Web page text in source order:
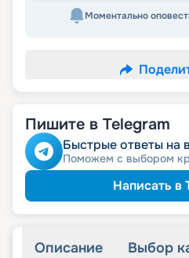
Моментально
Пишите в Telegram
Быстрые ответы на
Поможем с выбором
Написать в
Описание Выбор